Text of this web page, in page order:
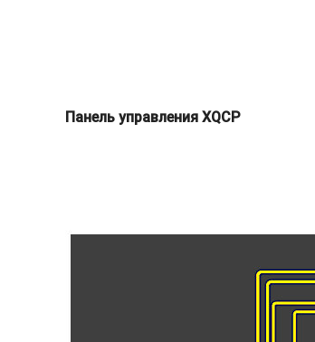
Панель управления XQCP